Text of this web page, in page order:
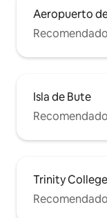
Aeropuerto
Isla de Bute
Trinity